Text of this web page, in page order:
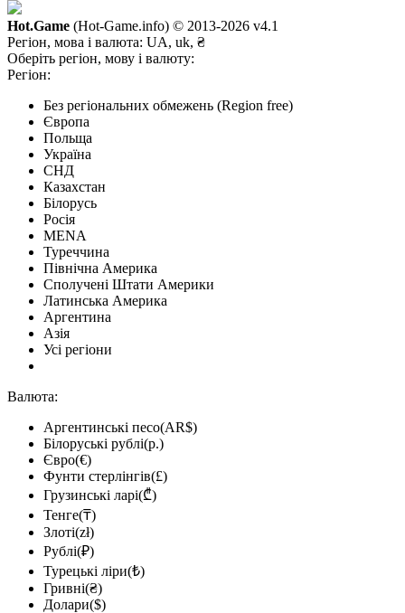
Hot.Game (Hot-Game.info) © 2013-2026 v4.1
Регіон, мова і валюта: UA, uk, ₴
Оберіть регіон, мову і валюту:
Регіон:
Без регіональних обмежень (Region free)
Європа
Польща
Україна
СНД
Казахстан
Білорусь
Росія
MENA
Туреччина
Північна Америка
Сполучені Штати Америки
Латинська Америка
Аргентина
Азія
Усі регіони
Валюта:
Аргентинські песо(AR$)
Білоруські рублі(р.)
Євро(€)
Фунти стерлінгів(£)
Грузинські ларі(₾)
Тенге(₸)
Злоті(zł)
Рублі(₽)
Турецькі ліри(₺)
Гривні(₴)
Долари($)